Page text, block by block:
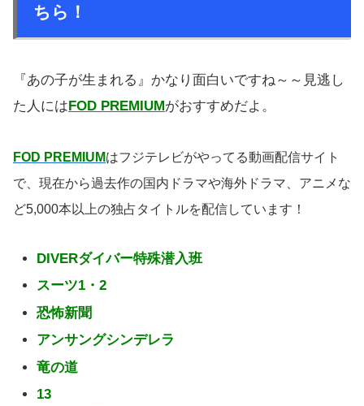
ちら！
『あの子が生まれる』かなり面白いですね～～見逃し
た人にはFOD PREMIUMがおすすめだよ。
FOD PREMIUMはフジテレビがやってる動画配信サイト
で、現在から過去作の国内ドラマや海外ドラマ、アニメな
ど5,000本以上の独占タイトルを配信しています！
DIVERダイバー特殊潜入班
スーツ1・2
恐怖新聞
アンサングシンデレラ
竜の道
13